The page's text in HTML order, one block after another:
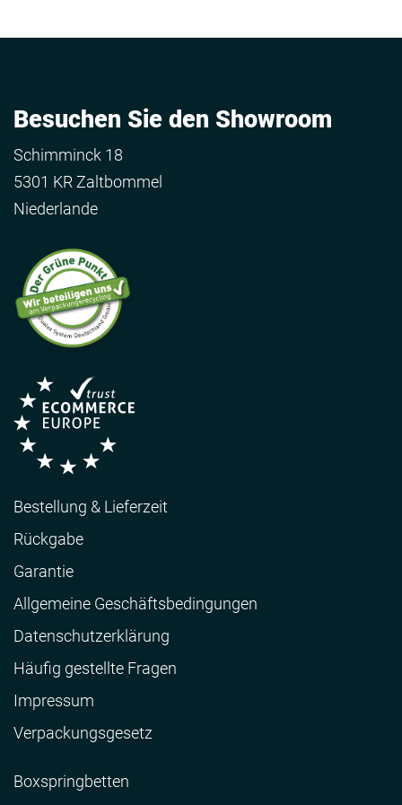
Besuchen Sie den Showroom
Schimminck 18
5301 KR Zaltbommel
Niederlande
Bestellung & Lieferzeit
Rückgabe
Garantie
Allgemeine Geschäftsbedingungen
Datenschutzerklärung
Häufig gestellte Fragen
Impressum
Verpackungsgesetz
Boxspringbetten